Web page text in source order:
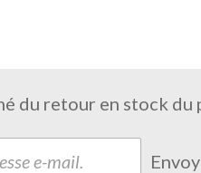
du retour en stock du